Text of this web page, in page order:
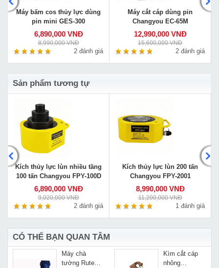
Máy bấm cos thủy lực dùng
pin mini GES-300
6,890,000 VNĐ
8,990,000 VNĐ
2 đánh giá
Máy cắt cáp dùng pin
Changyou EC-65M
12,990,000 VNĐ
15,600,000 VNĐ
2 đánh giá
Sản phẩm tương tự
Kích thủy lực lùn nhiều tầng
100 tấn Changyou FPY-100D
6,890,000 VNĐ
9,020,000 VNĐ
2 đánh giá
Kích thủy lực lùn 200 tấn
Changyou FPY-2001
8,990,000 VNĐ
11,200,000 VNĐ
1 đánh giá
CÓ THỂ BẠN QUAN TÂM
Máy chà
tường Rute
Kìm cắt cáp
nhông